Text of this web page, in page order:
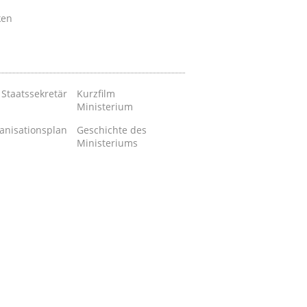
Kurzfilm
Ministerium
Geschichte des
Ministeriums